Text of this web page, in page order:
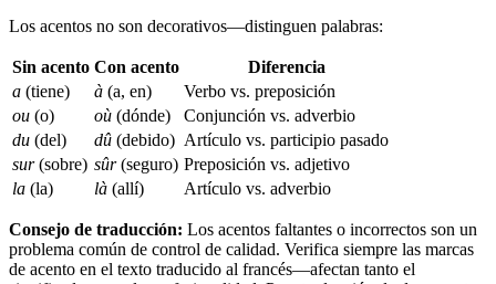
Los acentos no son decorativos—distinguen palabras:
Sin acento Con acento
Diferencia
a (tiene) à (a, en)
Verbo vs. preposición
ou (o) où (dónde)
Conjunción vs. adverbio
du (del) dû (debido) Artículo vs. participio pasado
sur(sobre) sûr(seguro) Preposición vs. adjetivo
la (la) là (allí) Artículo vs. adverbio
Consejo de traducción: Los acentos faltantes o incorrectos son un
problema común de control de calidad. Verifica siempre las marcas
de acento en el texto traducido al francés—afectan tanto el